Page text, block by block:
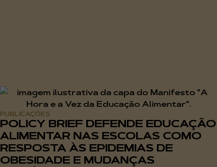
PUBLICAÇÕES
POLICY BRIEF DEFENDE EDUCAÇÃO
ALIMENTAR NAS ESCOLAS COMO
RESPOSTA ÀS EPIDEMIAS DE
OBESIDADE E MUDANÇAS